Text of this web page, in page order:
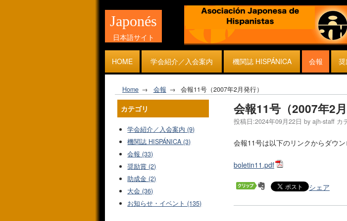
Japonés
日本語サイト
HOME 学会紹介／入会案内 機関誌 HISPÁNICA 会報
Home 会報 会報11号（2007年2月発行）
会報11号（2007年2月
投稿日:2024年09月22日 by ajh-staff カ
会報11号は以下のリンクからダウ
boletin11.pdf
シェア
カテゴリ
学会紹介／入会案内 (9)
機関誌 HISPÁNICA (3)
会報 (33)
奨励賞 (2)
助成金 (2)
大会 (36)
お知らせ・イベント (135)